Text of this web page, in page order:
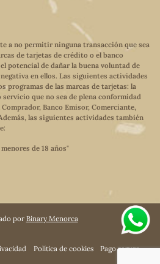
a no permitir ninguna transacción que sea
de tarjetas de crédito o el banco
potencial de dañar la buena voluntad de
en ellos. Las siguientes actividades
programas de las marcas de tarjetas: la
que no sea de plena conformidad
Banco Emisor, Comerciante,
las siguientes actividades también
de 18 años"
por Binary Menorca
Política de cookies Pago seguro